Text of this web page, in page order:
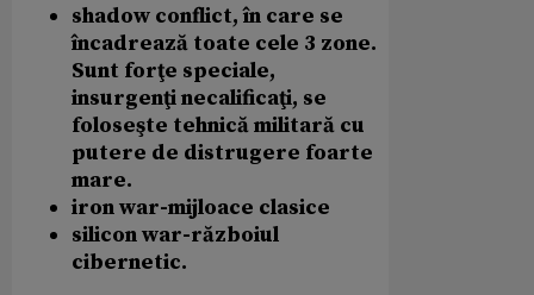
shadow conflict, în care se
încadrează toate cele 3 zone.
Sunt forţe speciale,
insurgenţi necalificaţi, se
foloseşte tehnică militară cu
putere de distrugere foarte
mare.
iron war-mijloace clasice
silicon war-războiul
cibernetic.